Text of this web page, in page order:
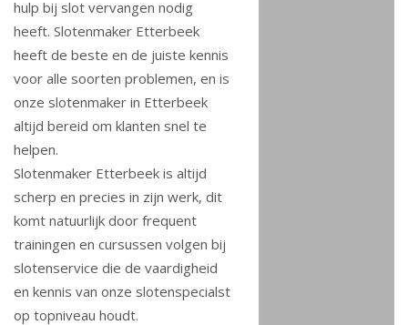
hulp bij slot vervangen nodig
heeft. Slotenmaker Etterbeek
heeft de beste en de juiste kennis
voor alle soorten problemen, en is
onze slotenmaker in Etterbeek
altijd bereid om klanten snel te
helpen.
Slotenmaker Etterbeek is altijd
scherp en precies in zijn werk, dit
komt natuurlijk door frequent
trainingen en cursussen volgen bij
slotenservice die de vaardigheid
en kennis van onze slotenspecialst
op topniveau houdt.